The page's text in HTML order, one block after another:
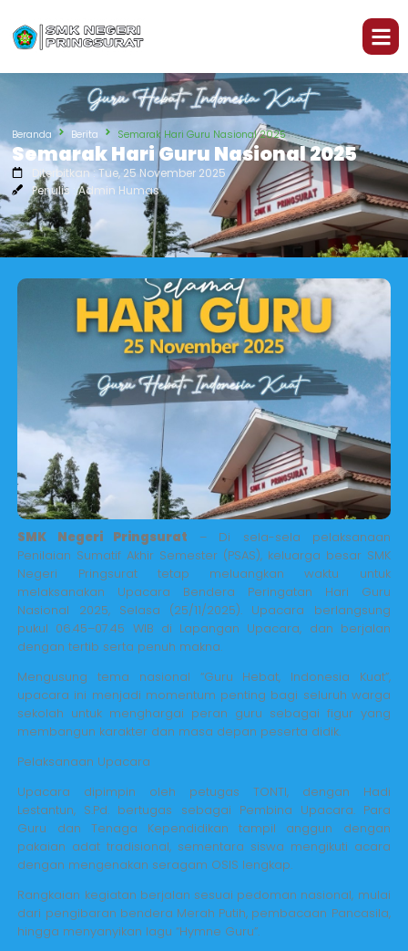
Beranda Berita Semarak Hari Guru Nasional 2025
Semarak Hari Guru Nasional 2025
Diterbitkan : Tue, 25 November 2025
Penulis : Admin Humas
SMK Negeri Pringsurat – Di sela-sela pelaksanaan
Penilaian Sumatif Akhir Semester (PSAS), keluarga besar SMK
Negeri Pringsurat tetap meluangkan waktu untuk
melaksanakan Upacara Bendera Peringatan Hari Guru
Nasional 2025, Selasa (25/11/2025). Upacara berlangsung
pukul 06.45–07.45 WIB di Lapangan Upacara, dan berjalan
dengan tertib serta penuh makna.
Mengusung tema nasional “Guru Hebat, Indonesia Kuat”,
upacara ini menjadi momentum penting bagi seluruh warga
sekolah untuk menghargai peran guru sebagai figur yang
membangun karakter dan masa depan peserta didik.
Pelaksanaan Upacara
Upacara dipimpin oleh petugas TONTI, dengan Hadi
Lestantun, S.Pd. bertugas sebagai Pembina Upacara. Para
Guru dan Tenaga Kependidikan tampil anggun dengan
pakaian adat tradisional, sementara siswa mengikuti acara
dengan mengenakan seragam OSIS lengkap.
Rangkaian kegiatan berjalan sesuai pedoman nasional, mulai
dari pengibaran bendera Merah Putih, pembacaan Pancasila,
hingga menyanyikan lagu “Hymne Guru”.